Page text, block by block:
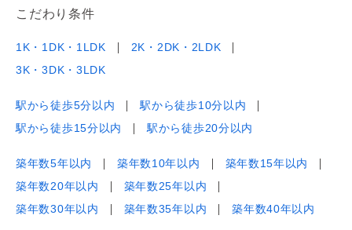
こだわり条件
1K・1DK・1LDK
2K・2DK・2LDK
3K・3DK・3LDK
駅から徒歩5分以内
駅から徒歩10分以内
駅から徒歩15分以内
駅から徒歩20分以内
築年数5年以内 築年数10年以内
築年数15年以内
築年数20年以内
築年数25年以内
築年数30年以内
築年数35年以内 築年数40年以内